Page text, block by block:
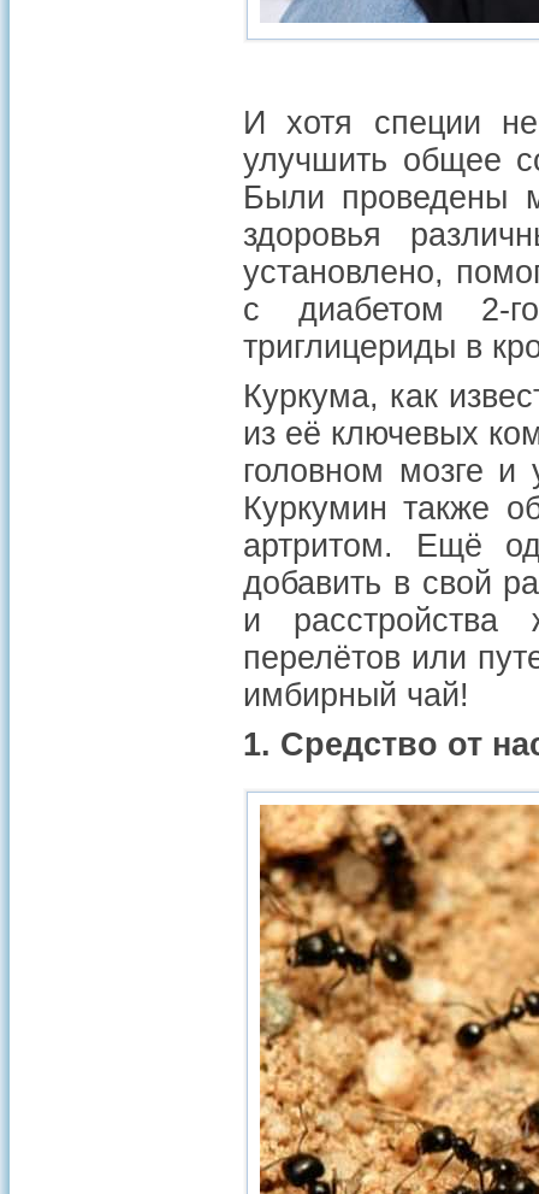
И хотя специи
улучшить общее
Были проведены
здоровья
установлено,
с диабетом 2-
триглицериды в
Куркума, как
из её ключевых
головном мозге и
Куркумин также
артритом. Ещё
добавить в свой
и
перелётов или
имбирный чай!
1. Средство от